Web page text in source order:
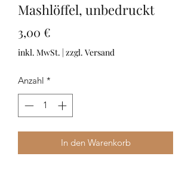
Mashlöffel, unbedruckt
3,00 €
inkl. MwSt. | zzgl. Versand
Anzahl *
In den Warenkorb